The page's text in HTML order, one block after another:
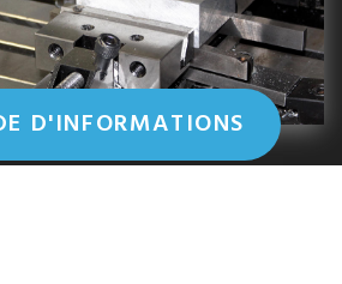
D'INFORMATIONS